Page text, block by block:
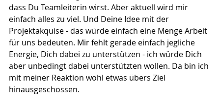
dass Du Teamleiterin wirst. Aber aktuell wird mir
einfach alles zu viel. Und Deine Idee mit der
Projektakquise - das würde einfach eine Menge Arbeit
für uns bedeuten. Mir fehlt gerade einfach jegliche
Energie, Dich dabei zu unterstützen - ich würde Dich
aber unbedingt dabei unterstützten wollen. Da bin ich
mit meiner Reaktion wohl etwas übers Ziel
hinausgeschossen.